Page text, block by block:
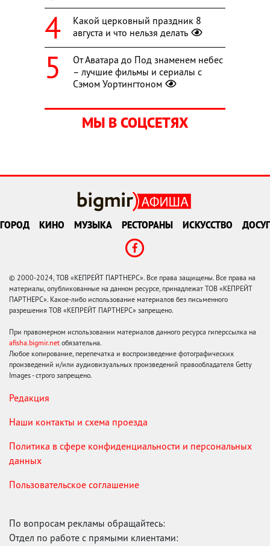
Какой церковный праздник 8
августа и что нельзя делать
От Аватара до Под знаменем небес
– лучшие фильмы и сериалы с
Сэмом Уортингтоном
МЫ В СОЦСЕТЯХ
ГОРОД КИНО МУЗЫКА РЕСТОРАНЫ ИСКУССТВО ДОСУГ
© 2000-2024, ТОВ «КЕПРЕЙТ ПАРТНЕРС». Все права защищены. Все права на
материалы, опубликованные на данном ресурсе, принадлежат ТОВ «КЕПРЕЙТ
ПАРТНЕРС». Какое-либо использование материалов без письменного
разрешения ТОВ «КЕПРЕЙТ ПАРТНЕРС» запрещено.
При правомерном использовании материалов данного ресурса гиперссылка на
afisha.bigmir.net обязательна.
Любое копирование, перепечатка и воспроизведение фотографических
произведений и/или аудиовизуальных произведений правообладателя Getty
Images - строго запрещено.
Редакция
Наши контакты и схема проезда
Политика в сфере конфиденциальности и персональных
данных
Пользовательское соглашение
По вопросам рекламы обращайтесь:
Отдел по работе с прямыми клиентами: